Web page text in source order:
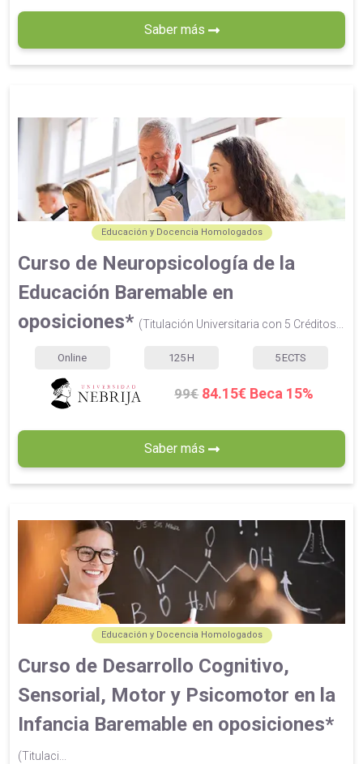
Saber más
Educación y Docencia Homologados
Curso de Neuropsicología de la
Educación Baremable en
oposiciones* (Titulación Universitaria con 5 Créditos...
Online 125 H 5 ECTS
99€ 84.15€ Beca 15%
Saber más
Educación y Docencia Homologados
Curso de Desarrollo Cognitivo,
Sensorial, Motor y Psicomotor en la
Infancia Baremable en oposiciones*
(Titulaci...